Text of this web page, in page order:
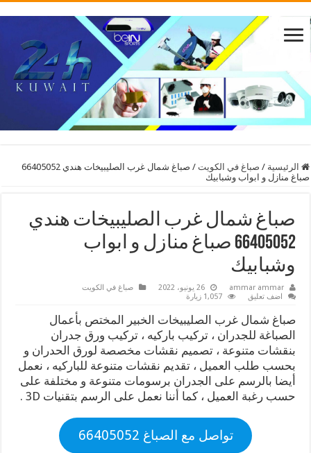
الرئيسية / صباغ في الكويت /
صباغ شمال غرب الصليبيخات هندي 66405052
صباغ منازل و ابواب وشبابيك
صباغ شمال غرب الصليبيخات هندي
66405052 صباغ منازل و ابواب
وشبابيك
ammar ammar 26 يونيو، 2022
صباغ في الكويت
اضف تعليق
1,057 زيارة
صباغ شمال غرب الصليبيخات الخبير المختص بأعمال
الصباغة للجدران ، تركيب باركيه ، تركيب ورق جدران
بنقشات متنوعة ، تصميم نقشات مخصصة لورق الحدران و
بحسب طلب العميل ، تقديم نقشات متنوعة للباركيه ، نعمل
أيضا بالرسم على الجدران برسومات متنوعة و مختلفة على
حسب رغبة العميل ، كما أننا نعمل على الرسم بتقنيات 3D .
تواصل مع الصباغ 66405052